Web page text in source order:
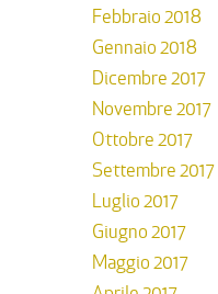
Febbraio 2018
Gennaio 2018
Dicembre 2017
Novembre 2017
Ottobre 2017
Settembre 2017
Luglio 2017
Giugno 2017
Maggio 2017